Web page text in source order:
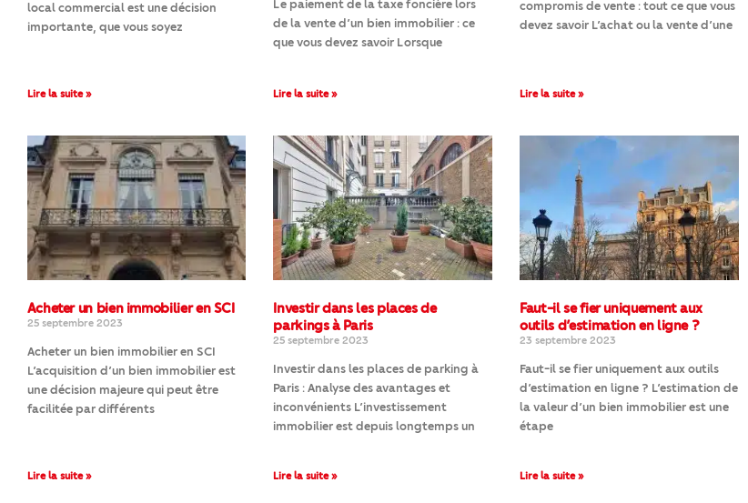
local commercial est une décision
importante, que vous soyez
Lire la suite »
Le paiement de la taxe foncière lors
de la vente d’un bien immobilier : ce
que vous devez savoir Lorsque
Lire la suite »
compromis de vente : tout ce que vous
devez savoir L’achat ou la vente d’une
Lire la suite »
Acheter un bien immobilier en SCI
25 septembre 2023
Acheter un bien immobilier en SCI
L’acquisition d’un bien immobilier est
une décision majeure qui peut être
facilitée par différents
Lire la suite »
Investir dans les places de
parkings à Paris
25 septembre 2023
Investir dans les places de parking à
Paris : Analyse des avantages et
inconvénients L’investissement
immobilier est depuis longtemps un
Lire la suite »
Faut-il se fier uniquement aux
outils d’estimation en ligne ?
23 septembre 2023
Faut-il se fier uniquement aux outils
d’estimation en ligne ? L’estimation de
la valeur d’un bien immobilier est une
étape
Lire la suite »